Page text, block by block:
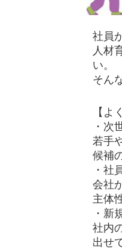
社員
人材
い。
そん
【よ
・次
若手
候補
・社
会社
主体
・新
社内
出せ